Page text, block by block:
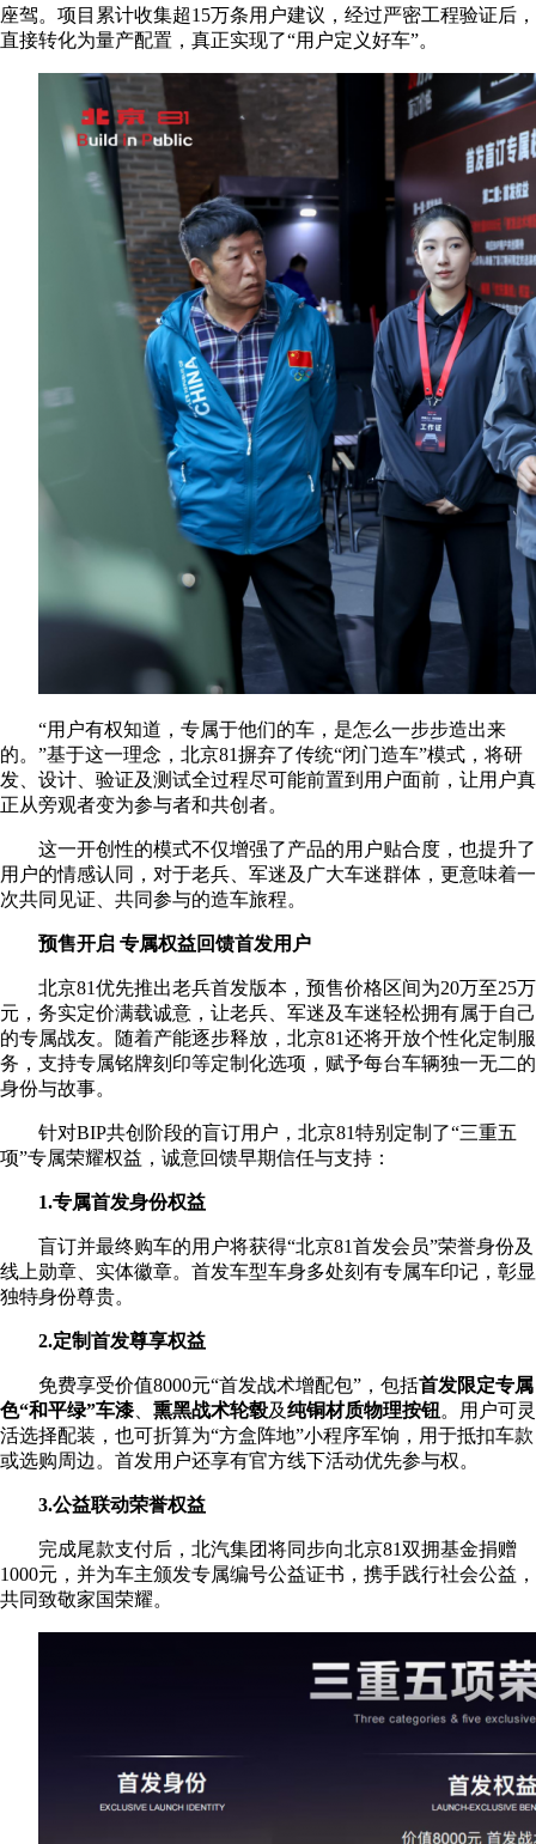
座驾。项目累计收集超15万条用户建议，经过严密工程验证后，
直接转化为量产配置，真正实现了“用户定义好车”。
“用户有权知道，专属于他们的车，是怎么一步步造出来
的。”基于这一理念，北京81摒弃了传统“闭门造车”模式，将研
发、设计、验证及测试全过程尽可能前置到用户面前，让用户真
正从旁观者变为参与者和共创者。
这一开创性的模式不仅增强了产品的用户贴合度，也提升了
用户的情感认同，对于老兵、军迷及广大车迷群体，更意味着一
次共同见证、共同参与的造车旅程。
预售开启 专属权益回馈首发用户
北京81优先推出老兵首发版本，预售价格区间为20万至25万
元，务实定价满载诚意，让老兵、军迷及车迷轻松拥有属于自己
的专属战友。随着产能逐步释放，北京81还将开放个性化定制服
务，支持专属铭牌刻印等定制化选项，赋予每台车辆独一无二的
身份与故事。
针对BIP共创阶段的盲订用户，北京81特别定制了“三重五
项”专属荣耀权益，诚意回馈早期信任与支持：
1.专属首发身份权益
盲订并最终购车的用户将获得“北京81首发会员”荣誉身份及
线上勋章、实体徽章。首发车型车身多处刻有专属车印记，彰显
独特身份尊贵。
2.定制首发尊享权益
免费享受价值8000元“首发战术增配包”，包括首发限定专属
色“和平绿”车漆
熏黑战术轮毂及纯铜材质物理按钮。用户可灵
活选择配装，也可折算为“方盒阵地”小程序军饷，用于抵扣车款
或选购周边。首发用户还享有官方线下活动优先参与权。
3.公益联动荣誉权益
完成尾款支付后，北汽集团将同步向北京81双拥基金捐赠
1000元，并为车主颁发专属编号公益证书，携手践行社会公益，
共同致敬家国荣耀。